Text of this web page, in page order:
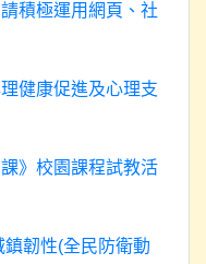
積極運用網頁、社
健康促進及心理支
》校園課程試教活
韌性(全民防衛動